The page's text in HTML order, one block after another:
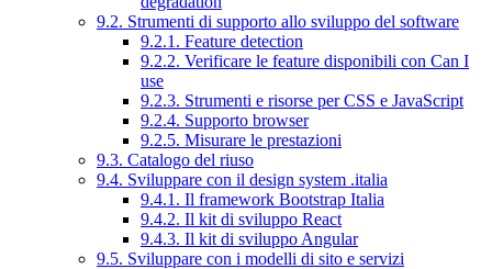
9.2. Strumenti di supporto allo sviluppo del software
9.2.1. Feature detection
9.2.2. Verificare le feature disponibili con Can I
use
9.2.3. Strumenti e risorse per CSS e JavaScript
9.2.4. Supporto browser
9.2.5. Misurare le prestazioni
9.3. Catalogo del riuso
9.4. Sviluppare con il design system .italia
9.4.1. Il framework Bootstrap Italia
9.4.2. Il kit di sviluppo React
9.4.3. Il kit di sviluppo Angular
9.5. Sviluppare con i modelli di sito e servizi